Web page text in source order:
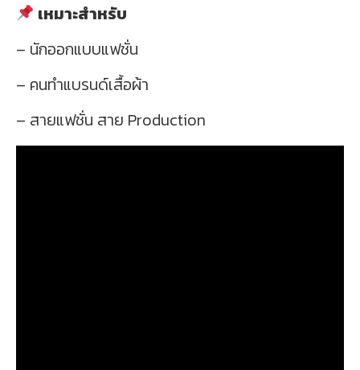
เหมาะสำหรับ
– นักออกแบบแฟชั่น
– คนทำแบรนด์เสื้อผ้า
– สายแฟชั่น สาย Production